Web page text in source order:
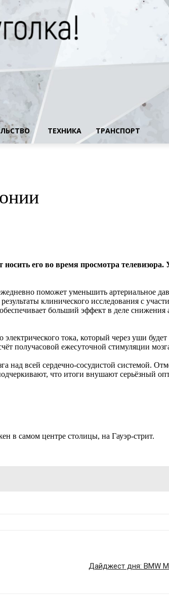
ТЕХНИКА ТРАНСПОРТ
его во время просмотра телевизора.
поможет уменьшить артериальное
клинического исследования с
больший эффект в деле снижения
тока, который через уши
получасовой ежесуточной стимуляции
над всей сердечно-сосудистой системой.
что итоги внушают серьёзный
в самом центре столицы, на Гауэр-стрит.
Дайджест дня: BMW